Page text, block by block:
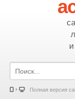
Полная версия